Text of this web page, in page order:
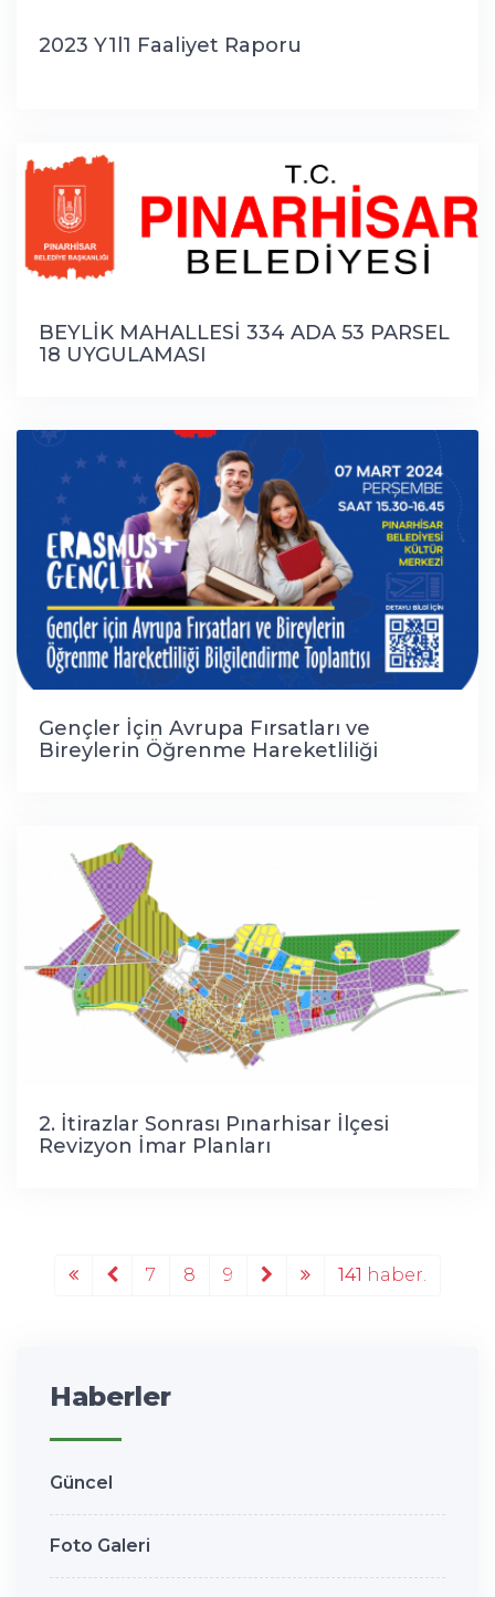
2023 Y1l1 Faaliyet Raporu
BEYLİK MAHALLESİ 334 ADA 53 PARSEL
18 UYGULAMASI
Gençler İçin Avrupa Fırsatları ve
Bireylerin Öğrenme Hareketliliği
2. İtirazlar Sonrası Pınarhisar İlçesi
Revizyon İmar Planları
7 8 9 141 haber.
Haberler
Güncel
Foto Galeri